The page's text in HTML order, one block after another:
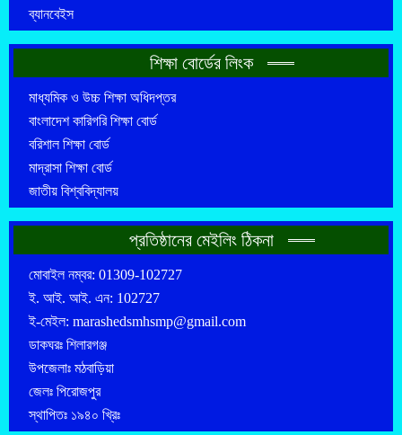
ব্যানবেইস
শিক্ষা বোর্ডের লিংক
মাধ্যমিক ও উচ্চ শিক্ষা অধিদপ্তর
বাংলাদেশ কারিগরি শিক্ষা বোর্ড
বরিশাল শিক্ষা বোর্ড
মাদ্রাসা শিক্ষা বোর্ড
জাতীয় বিশ্ববিদ্যালয়
প্রতিষ্ঠানের মেইলিং ঠিকনা
মোবাইল নম্বর: 01309-102727
ই. আই. আই. এন: 102727
ই-মেইল: marashedsmhsmp@gmail.com
ডাকঘরঃ শিলারগঞ্জ
উপজেলাঃ মঠবাড়িয়া
জেলঃ পিরোজপুর
স্থাপিতঃ ১৯৪০ খ্রিঃ